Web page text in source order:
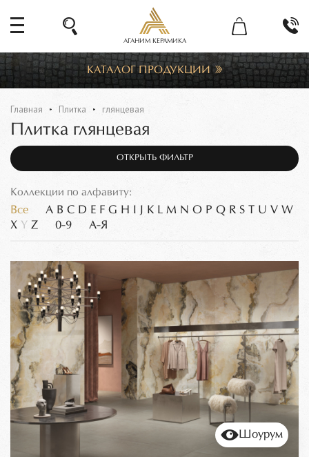
АГАНИМ КЕРАМИКА
КАТАЛОГ ПРОДУКЦИИ
Главная Плитка глянцевая
Плитка глянцевая
ОТКРЫТЬ ФИЛЬТР
Коллекции по алфавиту:
Все A B C D E F G H J K L M N O P Q R S T U V W
X Y Z 0-9 А-Я
Шоурум